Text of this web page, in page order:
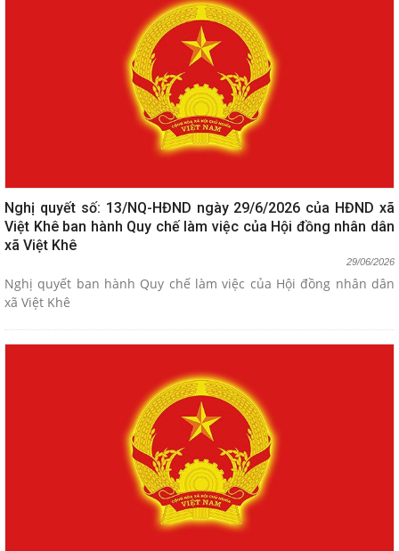
Nghị quyết số: 13/NQ-HĐND ngày 29/6/2026 của HĐND xã
Việt Khê ban hành Quy chế làm việc của Hội đồng nhân dân
xã Việt Khê
29/06/2026
Nghị quyết ban hành Quy chế làm việc của Hội đồng nhân dân
xã Việt Khê